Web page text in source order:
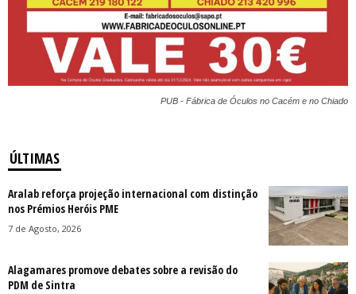
PUB - Fábrica de Óculos no Cacém e no Chiado
ÚLTIMAS
Aralab reforça projeção internacional com distinção
nos Prémios Heróis PME
7 de Agosto, 2026
Alagamares promove debates sobre a revisão do
PDM de Sintra